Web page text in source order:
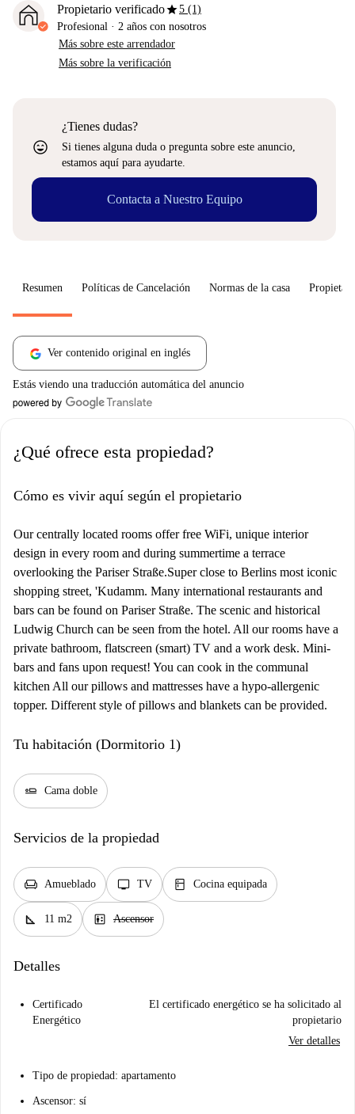
Propietario verificadostar5 (1)
Profesional · 2 años con nosotros
Más sobre este arrendador
Más sobre la verificación
sentiment_very_satisfied
¿Tienes dudas?
Si tienes alguna duda o pregunta sobre este anuncio,
estamos aquí para ayudarte.
Contacta a Nuestro Equipo
Resumen Políticas de Cancelación Normas de la casa
Ver contenido original en inglés
Estás viendo una traducción automática del anuncio
¿Qué ofrece esta propiedad?
Cómo es vivir aquí según el propietario
Our centrally located rooms offer free WiFi, unique interior
design in every room and during summertime a terrace
overlooking the Pariser Straße.Super close to Berlins most iconic
shopping street, 'Kudamm. Many international restaurants and
bars can be found on Pariser Straße. The scenic and historical
Ludwig Church can be seen from the hotel. All our rooms have a
private bathroom, flatscreen (smart) TV and a work desk. Mini-
bars and fans upon request! You can cook in the communal
kitchen All our pillows and mattresses have a hypo-allergenic
topper. Different style of pillows and blankets can be provided.
Tu habitación (Dormitorio 1)
airline_seat_flat Cama doble
Servicios de la propiedad
chair Amueblado tv TV kitchen Cocina equipada
square_foot 11 m2 elevator Ascensor
Detalles
Certificado
Energético
El certificado energético se ha solicitado al
propietario
Ver detalles
Tipo de propiedad: apartamento
Ascensor: sí